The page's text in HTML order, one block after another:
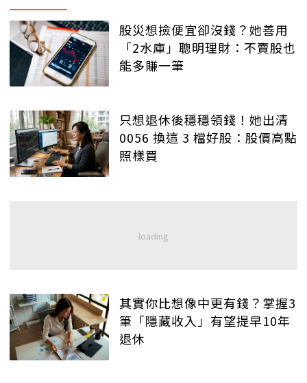
股災想撿便宜卻沒錢？她善用
「2水庫」聰明理財：不賣股也
能多賺一筆
只想退休後穩穩領錢！她出清
0056 換這 3 檔好股：股價高點
照樣買
其實你比想像中更有錢？掌握3
筆「隱藏收入」有望提早10年
退休